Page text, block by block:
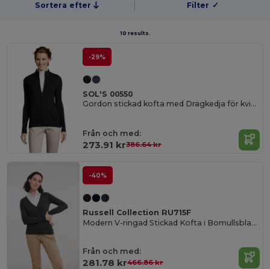
Sortera efter Filter ✓
10 results.
-29%
SOL'S 00550
Gordon stickad kofta med Dragkedja för kvinnor
Från och med:
273.91 kr386.64 kr
-40%
Russell Collection RU715F
Modern V-ringad Stickad Kofta i Bomullsblandning
Från och med:
281.78 kr466.86 kr